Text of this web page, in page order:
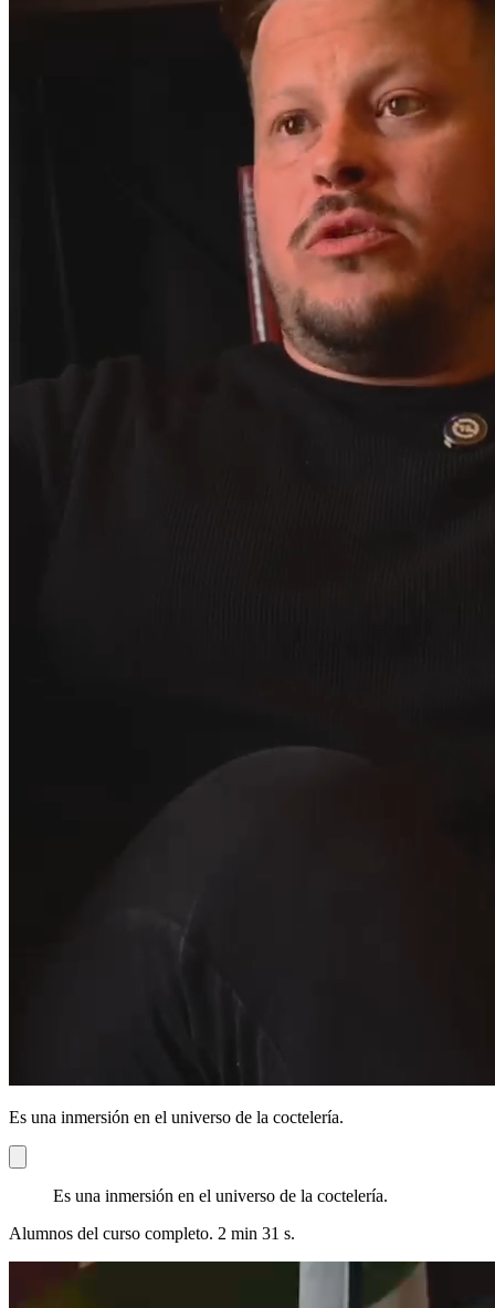
Es una inmersión en el universo de la coctelería.
Es una inmersión en el universo de la coctelería.
Alumnos del curso completo. 2 min 31 s.